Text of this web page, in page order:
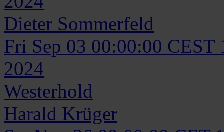
Dieter Sommerfeld
Fri Sep 03 00:00:00 CEST
2024
Westerhold
Harald Krüger